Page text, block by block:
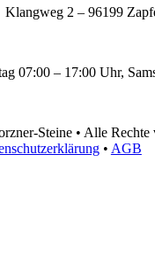
Klangweg 2 – 96199
07:00 – 17:00 Uhr,
Steine • Alle Rechte
• AGB